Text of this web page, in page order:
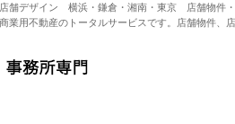
ザイン 横浜・鎌倉・湘南・東京 店舗物件・
業用不動産のトータルサービスです。店舗物件、